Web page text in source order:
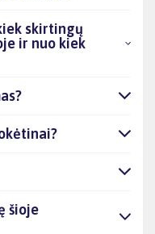
skirtingų
ir nuo kiek
šioje